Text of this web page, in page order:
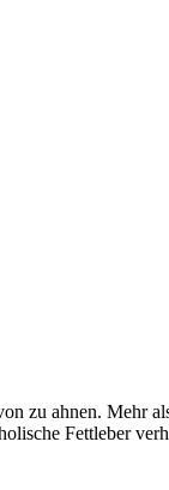
zu ahnen. Mehr
Fettleber